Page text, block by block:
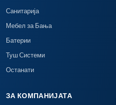
Санитарија
Мебел за Бања
Батерии
Туш Системи
Останати
ЗА КОМПАНИЈАТА